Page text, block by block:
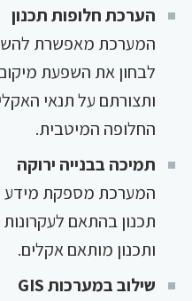
הערכת חלופות תכנון
המערכת מאפשרת
לבחון את השפעת
ותצורתם על תנאי
החלופה המיטבית.
תמיכה בבנייה ירוקה
המערכת מספקת מידע
תכנון בהתאם לעקרונות
ותכנון מותאם אקלים.
שילוב במערכות GIS